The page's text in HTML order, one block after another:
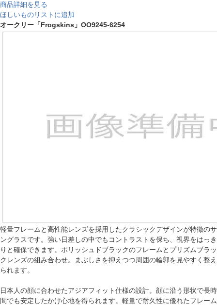
商品詳細を見る
ほしいものリストに追加
オークリー「Frogskins」OO9245-6254
軽量フレームと高性能レンズを採用したクラシックデザインが特徴のサ
ングラスです。強い日差しの中でもコントラストを保ち、視界をはっき
りと確保できます。ポリッシュドブラックのフレームとプリズムブラッ
クレンズの組み合わせ。まぶしさを抑えつつ周囲の輪郭を見やすく整え
られます。
日本人の顔に合わせたアジアフィット仕様の設計。顔に沿う形状で長時
間でも安定したかけ心地を得られます。軽量で耐久性に優れたフレーム